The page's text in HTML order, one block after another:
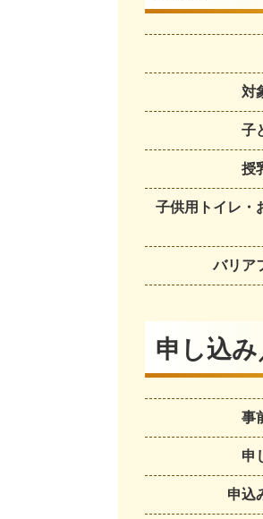
対
子
授
子供用トイレ・
バリア
申し込み
事
申
申込